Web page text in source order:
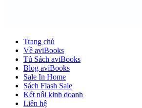
Trang chủ
Về aviBooks
Tủ Sách aviBooks
Blog aviBooks
Sale In Home
Sách Flash Sale
Kết nối kinh doanh
Liên hệ